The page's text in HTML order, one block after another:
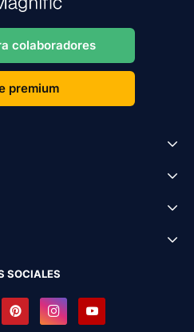
colaboradores
premium
SOCIALES